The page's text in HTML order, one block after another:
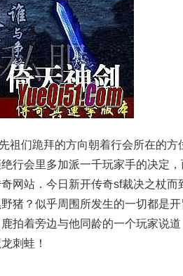
祖们跪拜的方向朝着行会所在的方
行会里多加派一千玩家手的决定，
网站．今日新开传奇sf裁决之杖而
猪？似乎周围所发生的一切都是
拍着旁边与他同龄的一个玩家说道
刺蛙！